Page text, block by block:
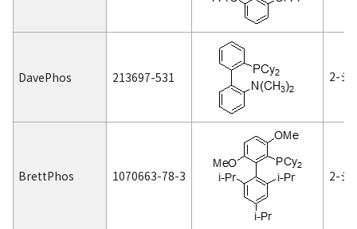
DavePhos 213697-531 2-ジ
BrettPhos 1070663-78-3 2-ジ